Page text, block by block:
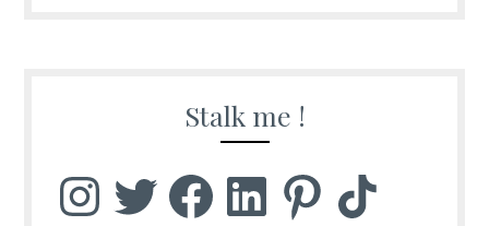
Stalk me !
InstagramTwitter FacebookLinkedInPinterest TikTok